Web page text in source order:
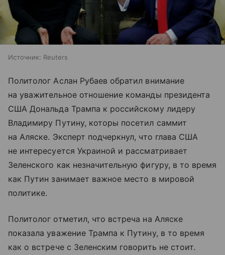
Источник: Reuters
Политолог Аслан Рубаев обратил внимание
на уважительное отношение команды президента
США Дональда Трампа к российскому лидеру
Владимиру Путину, которы посетил саммит
на Аляске. Эксперт подчеркнул, что глава США
не интересуется Украиной и рассматривает
Зеленского как незначительную фигуру, в то время
как Путин занимает важное место в мировой
политике.
Политолог отметил, что встреча на Аляске
показала уважение Трампа к Путину, в то время
как о встрече с Зеленским говорить не стоит.